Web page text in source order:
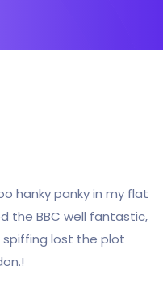
hanky panky in my flat
the BBC well fantastic,
spiffing lost the plot